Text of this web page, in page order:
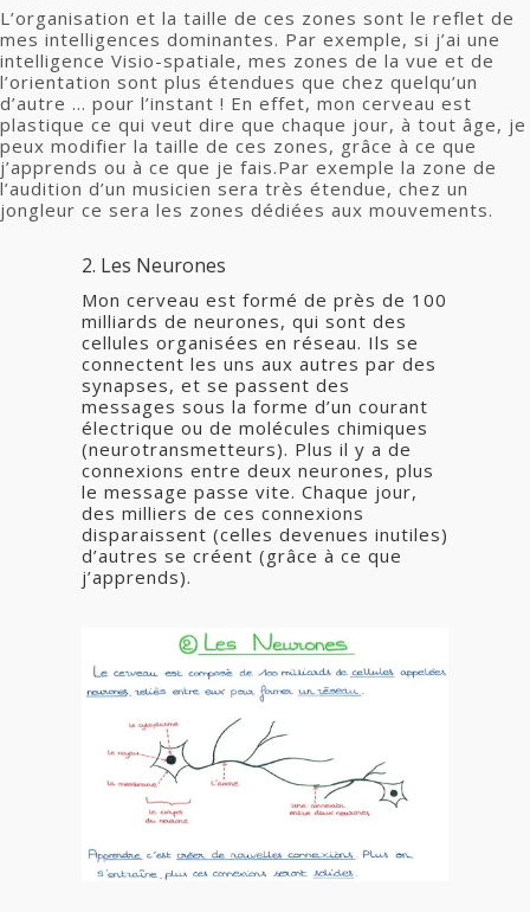
L’organisation et la taille de ces zones sont le reflet de
mes intelligences dominantes. Par exemple, si j’ai une
intelligence Visio-spatiale, mes zones de la vue et de
l’orientation sont plus étendues que chez quelqu’un
d’autre … pour l’instant ! En effet, mon cerveau est
plastique ce qui veut dire que chaque jour, à tout âge, je
peux modifier la taille de ces zones, grâce à ce que
j’apprends ou à ce que je fais.Par exemple la zone de
l’audition d’un musicien sera très étendue, chez un
jongleur ce sera les zones dédiées aux mouvements.
2. Les Neurones
Mon cerveau est formé de près de 100
milliards de neurones, qui sont des
cellules organisées en réseau. Ils se
connectent les uns aux autres par des
synapses, et se passent des
messages sous la forme d’un courant
électrique ou de molécules chimiques
(neurotransmetteurs). Plus il y a de
connexions entre deux neurones, plus
le message passe vite. Chaque jour,
des milliers de ces connexions
disparaissent (celles devenues inutiles)
d’autres se créent (grâce à ce que
j’apprends).